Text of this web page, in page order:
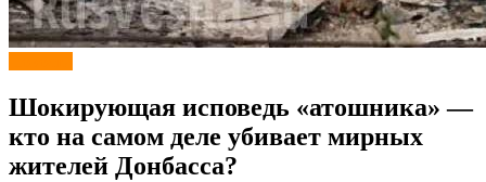
Шокирующая исповедь «атошника» —
кто на самом деле убивает мирных
жителей Донбасса?